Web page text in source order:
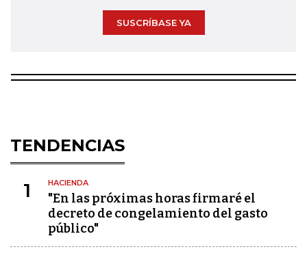
SUSCRÍBASE YA
TENDENCIAS
1 HACIENDA
"En las próximas horas firmaré el
decreto de congelamiento del gasto
público"